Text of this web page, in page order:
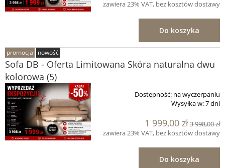
zawiera 23% VAT, bez kosztów dostawy
Do koszyka
Sofa DB - Oferta Limitowana Skóra naturalna dwu
kolorowa (5)
Dostępność: na wyczerpaniu
Wysyłka w:7 dni
1 999,00 zł3 998,00 zł
zawiera 23% VAT, bez kosztów dostawy
Do koszyka
promocja nowość